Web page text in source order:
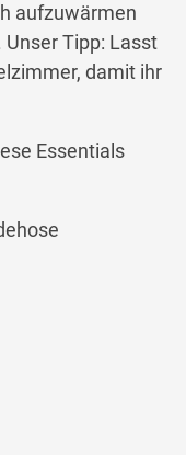
aufzuwärmen
Unser Tipp: Lasst
damit ihr
Essentials